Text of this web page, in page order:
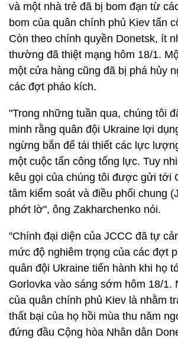
và một nhà trẻ đã bị bom đạn từ
bom của quân chính phủ Kiev tấn
Còn theo chính quyền Donetsk, ít
thường đã thiệt mạng hôm 18/1.
một cửa hàng cũng đã bị phá hủy
các đợt pháo kích.
"Trong những tuần qua, chúng tôi
minh rằng quân đội Ukraine lợi
ngừng bắn để tái thiết các lực
một cuộc tấn công tổng lực. Tuy
kêu gọi của chúng tôi được gửi tới
tâm kiểm soát và điều phối chung
phớt lờ", ông Zakharchenko nói.
"Chính đại diện của JCCC đã tự
mức độ nghiêm trọng của các đợt
quân đội Ukraine tiến hành khi họ
Gorlovka vào sáng sớm hôm 18/1.
của quân chính phủ Kiev là nhằm
thất bại của họ hồi mùa thu năm
đứng đầu Cộng hòa Nhân dân